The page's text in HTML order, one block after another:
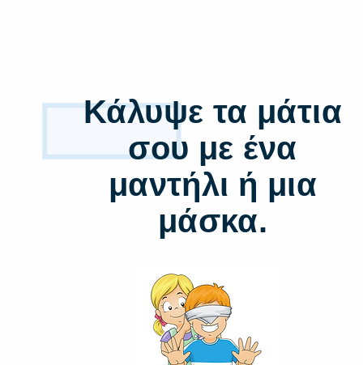
Κάλυψε τα μάτια
σου με ένα
μαντήλι ή μια
μάσκα.